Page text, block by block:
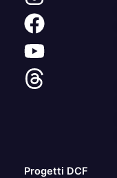
Progetti DCF